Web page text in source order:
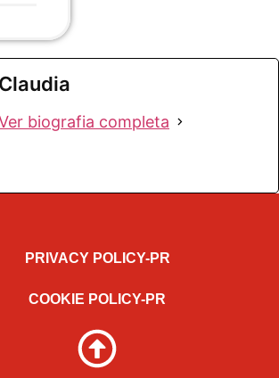
Claudia
biografia completa
PRIVACY POLICY-PR
COOKIE POLICY-PR